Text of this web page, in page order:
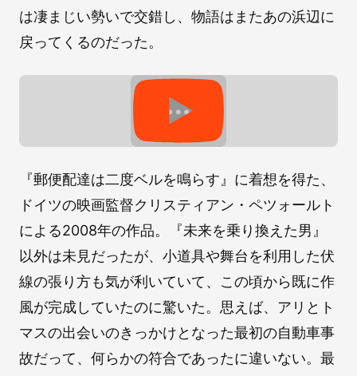
は凄まじい勢いで交錯し、物語はまたあの浜辺に
戻ってくるのだった。
『郵便配達は二度ベルを鳴らす』に着想を得た、
ドイツの映画監督クリスティアン・ペツォールト
による2008年の作品。『未来を乗り換えた男』
以外は未見だったが、小道具や舞台を利用した伏
線の張り方も気が利いていて、この頃から既に作
風が完成していたのに驚いた。思えば、アリとト
マスの出会いのきっかけとなった最初の自動車事
故だって、何らかの符合であったに違いない。最